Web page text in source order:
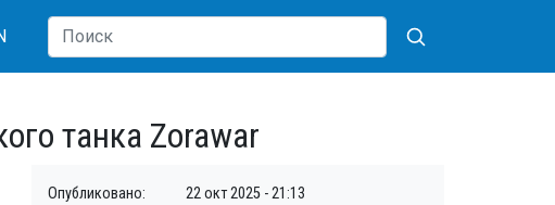
танка Zorawar
Опубликовано: 22 окт 2025 - 21:13